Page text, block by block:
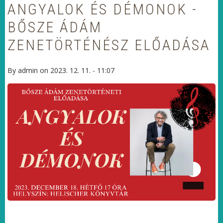
ANGYALOK ÉS DÉMONOK -
BŐSZE ÁDÁM
ZENETÖRTÉNÉSZ ELŐADÁSA
By admin on 2023. 12. 11. - 11:07